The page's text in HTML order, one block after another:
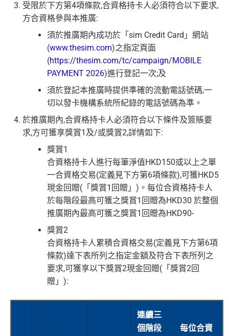
受限於下方第4項條款,合資格持卡人必須符合以下要求,
方合資格參與本推廣:
須於推廣期內成功於「sim Credit Card」網站
(www.thesim.com)之指定頁面
(https://thesim.com/tc/campaign/MOBILE
PAYMENT 2026)進行登記一次;及
須於登記本推廣時提供準確的流動電話號碼,一
切以發卡機構系統所紀錄的電話號碼為準。
於推廣期內,合資格持卡人必須符合以下條件及簽賬要
求,方可獲享獎賞1及/或獎賞2,詳情如下:
獎賞1
合資格持卡人進行每筆淨值HKD150或以上之單
一合資格交易(定義見下方第6項條款),可獲HKD5
現金回贈(「獎賞1回贈」)。每位合資格持卡人
於每階段最高可獲之獎賞1回贈為HKD30 於整個
推廣期內最高可獲之獎賞1回贈為HKD90-
獎賞2
合資格持卡人累積合資格交易(定義見下方第6項
條款)達下表所列之指定金額及符合下表所列之
要求,可獲享以下獎賞2現金回贈(「獎賞2回
贈」):
連續三
個階段
每位合資